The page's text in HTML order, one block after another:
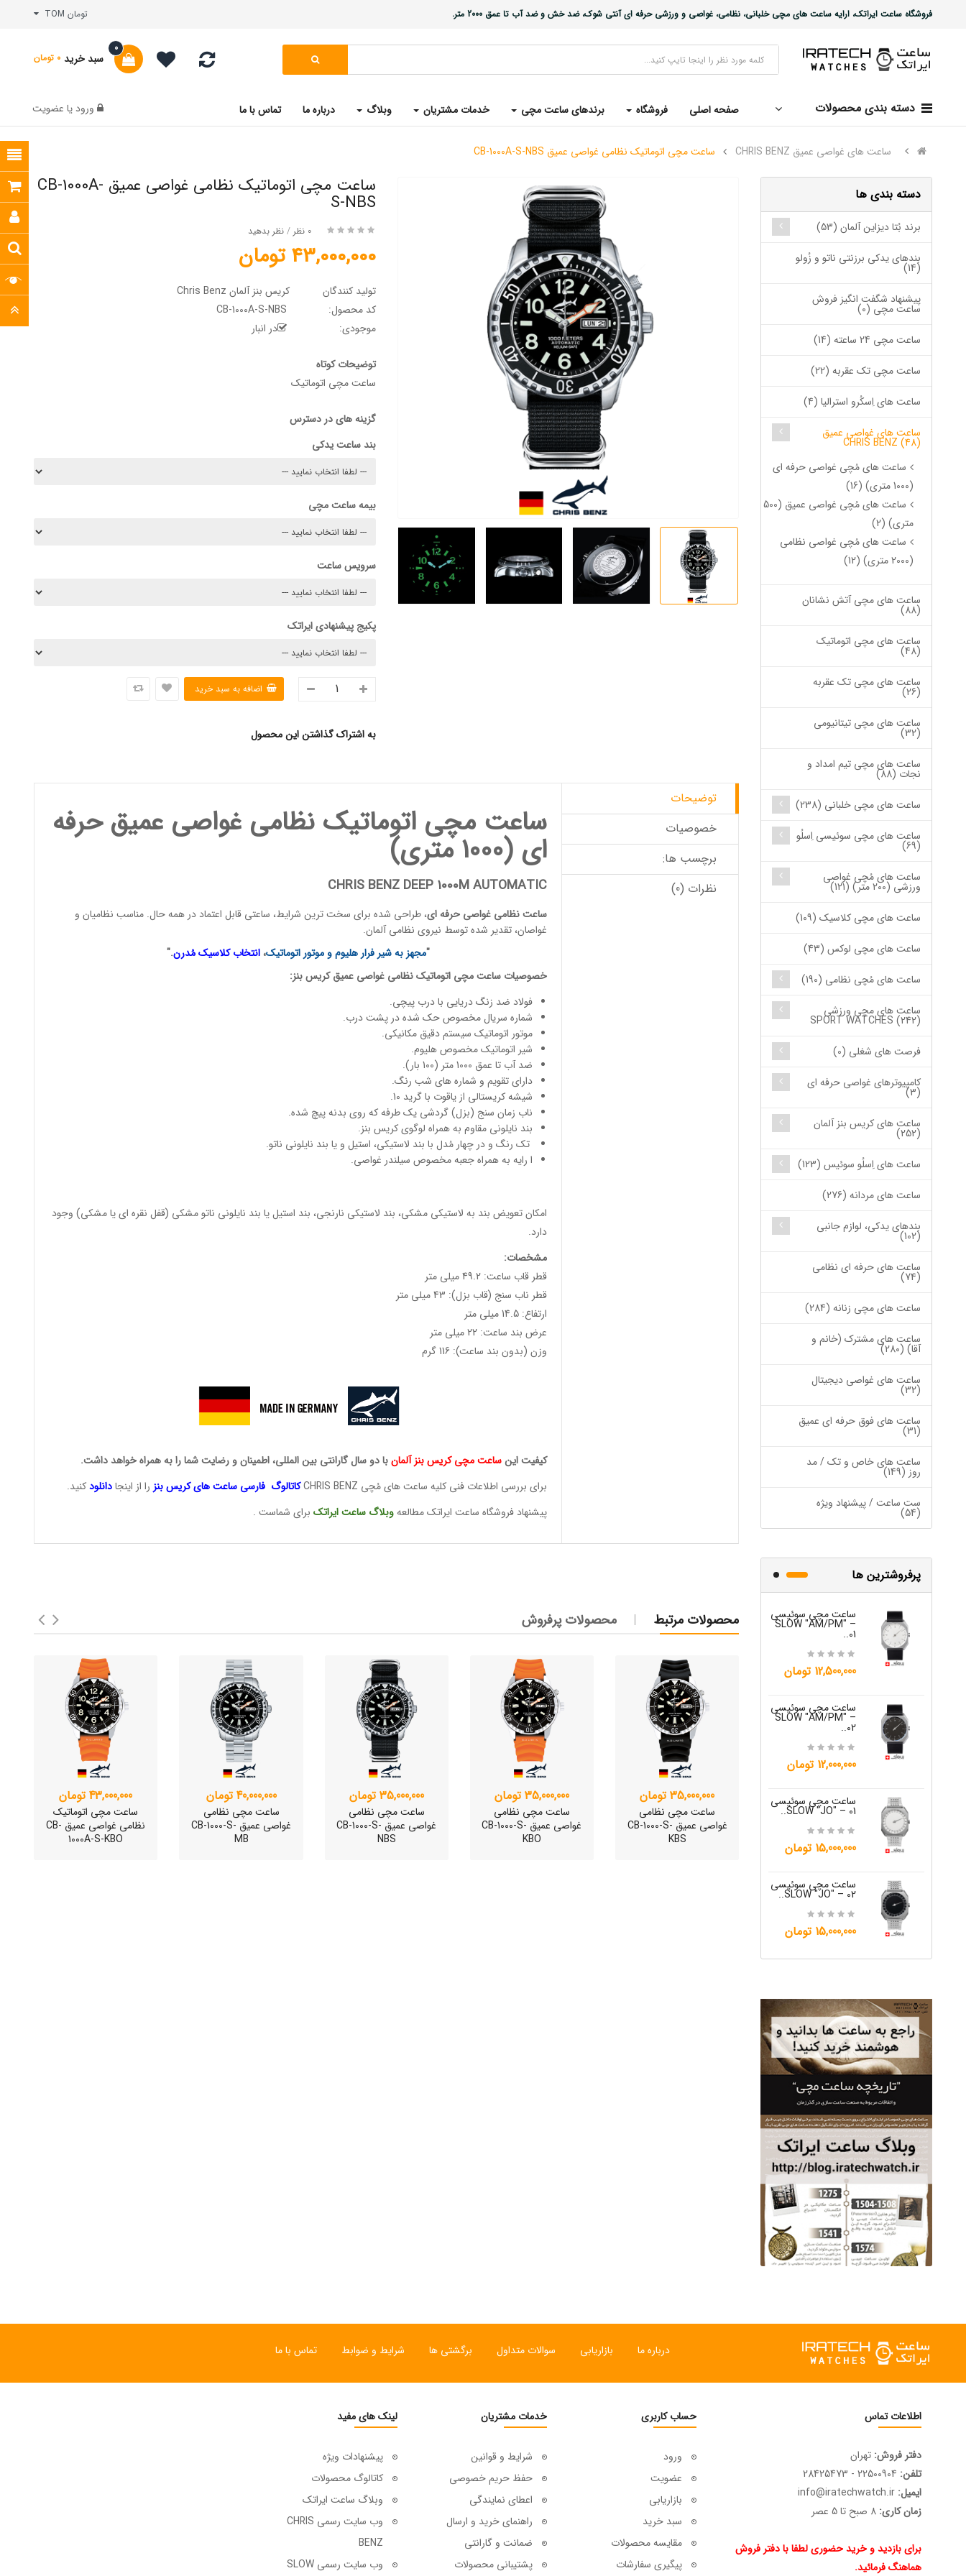
فروشگاه ساعت ایراتک، ارایه ساعت های مچی خلبانی، نظامی، غواصی و ورزشی حرفه ای آنتی شوک، ضد خش و ضد آب تا عمق 2000 متر. تومان TOM
سبد خرید
0
0 تومان
دسته بندی محصولات صفحه اصلی فروشگاه برندهای ساعت مچی خدمات مشتریان وبلاگ درباره ما تماس با ما ورود یا عضویت
ساعت های غواصی عمیق CHRIS BENZ ساعت مچی اتوماتیک نظامی غواصی عمیق CB-1000A-S-NBS
دسته بندی ها
برند بُتا دیزاین آلمان (53)
بندهای یدکی برزنتی ناتو و زُولو
(14)
پیشنهاد شگفت انگیز فروش
ساعت مچی (0)
ساعت مچی 24 ساعته (14)
ساعت مچی تک عقربه (22)
ساعت های اِسکُرو استرالیا (4)
ساعت های غواصی عمیق
CHRIS BENZ (48)
ساعت های مُچی غواصی حرفه ای
(1000 متری) (16)
ساعت های مُچی غواصی عمیق (500
متری) (2)
ساعت های مُچی غواصی نظامی
(2000 متری) (12)
ساعت های مچی آتش نشانان
(88)
ساعت های مچی اتوماتیک
(48)
ساعت های مچی تک عقربه
(26)
ساعت های مچی تیتانیومی
(32)
ساعت های مچی تیم امداد و
نجات (88)
ساعت های مچی خلبانی (238)
ساعت های مچی سوئیسی اِسلُو
(69)
ساعت های مُچی غواصی
ورزشی (200 متر) (121)
ساعت های مچی کلاسیک (109)
ساعت های مچی لوکس (43)
ساعت های مُچی نظامی (190)
ساعت های مچی ورزشی
SPORT WATCHES (242)
فرصت های شغلی (0)
کامپیوترهای غواصی حرفه ای
(3)
ساعت های کریس بنز آلمان
(252)
ساعت های اِسلُو سوئیس (123)
ساعت های مردانه (276)
بندهای یدکی، لوازم جانبی
(102)
ساعت های حرفه ای نظامی
(74)
ساعت های مچی زنانه (284)
ساعت های مشترک (خانم و
آقا) (280)
ساعت های غواصی دیجیتال
(32)
ساعت های فوق حرفه ای عمیق
(31)
ساعت های خاص و تک / مد
روز (149)
ست ساعت / پیشنهاد ویژه
(54)
پرفروشترین ها
ساعت مچی سوئیسی
SLOW "AM/PM" –
01..
12,500,000 تومان
ساعت مچی سوئیسی
SLOW "AM/PM" –
02..
12,000,000 تومان
ساعت مچی سوئیسی
SLOW "JO" – 01..
15,000,000 تومان
ساعت مچی سوئیسی
SLOW "JO" – 02..
15,000,000 تومان
ساعت مچی سوئیسی
SLOW "JO" – 03..
15,000,000 تومان
ساعت مچی سوئیسی
SLOW "JO" – 04..
15,000,000 تومان
ساعت مچی سوئیسی
SLOW "JO" – 05..
12,000,000 تومان
ساعت مچی اتوماتیک نظامی غواصی عمیق CB-1000A-
S-NBS
0 نظر /نظر بدهید
43,000,000 تومان
تولید کنندگان
کریس بنز آلمان Chris Benz
کد محصول:
موجودی:
در انبار
توضیحات کوتاه
ساعت مچی اتوماتیک
گزینه های در دسترس
بند ساعت یدکی
بیمه ساعت مچی
سرویس ساعت
پکیج پیشنهادی ایراتک
به اشتراک گذاشتن این محصول
توضیحات
خصوصیات
برچسب ها:
نظرات (0)
ساعت مچی اتوماتیک نظامی غواصی عمیق حرفه
ای (1000 متری)
CHRIS BENZ DEEP 1000M AUTOMATIC
ساعت نظامی غواصی حرفه ای، طراحی شده برای سخت ترین شرایط، ساعتی قابل اعتماد در همه حال. مناسب نظامیان و
غواصان، تقدیر شده توسط نیروی نظامی آلمان.
"مجهز به شیر فرار هلیوم و موتور اتوماتیک،انتخاب کلاسیک مُدرن."
خصوصیات ساعت مچی اتوماتیک نظامی غواصی عمیقکریس بنز:
فولاد ضد زنگ دریایی با درب پیچی.
شماره سریال مخصوص حک شده در پشت درب.
موتور اتوماتیک سیستم دقیق مکانیکی.
شیر اتوماتیک مخصوص هلیوم.
ضد آب تا عمق 1000 متر (100 بار).
دارای تقویم و شماره های شب رنگ.
شیشه کریستالی از یاقوت با گرید 10.
ناب زمان سنج (بزل) گردشی یک طرفه که روی بدنه پیچ شده.
بند نایلونی مقاوم به همراه لوگوی کریس بنز.
تک رنگ و در چهار مُدل با بند لاستیکی، استیل و یا بند نایلونی ناتو.
ا رایه به همراه جعبه مخصوص سیلندر غواصی.
امکان تعویض بند به لاستیکی مشکی، بند لاستیکی نارنجی، بند استیل یا بند نایلونی ناتو مشکی (قفل نقره ای یا مشکی) وجود
دارد.
مشخصات:
قطر قاب ساعت: 49.2 میلی متر
قطر ناب سنج (قاب بزل): 43 میلی متر
ارتفاع: 14.5 میلی متر
عرض بند ساعت: 22 میلی متر
وزن (بدون بند ساعت): 116 گرم
کیفیت این ساعت مچی کریس بنز آلمانبا دو سال گارانتی بین المللی، اطمینان و رضایت شما را به همراه خواهد داشت.
برای بررسی اطلاعات فنی کلیه ساعت های مُچی CHRIS BENZ
کاتالوگ فارسی ساعت هایکریس بنز را از اینجا دانلودکنید.
پیشنهاد فروشگاه ساعت ایراتک مطالعه وبلاگ ساعت ایراتکبرای شماست .
محصولات مرتبط محصولات پرفروش
35,000,000 تومان
ساعت مچی نظامی
غواصی عمیق CB-1000-S-
KBS
35,000,000 تومان
ساعت مچی نظامی
غواصی عمیق CB-1000-S-
KBO
35,000,000 تومان
ساعت مچی نظامی
غواصی عمیق CB-1000-S-
NBS
40,000,000 تومان
ساعت مچی نظامی
غواصی عمیق CB-1000-S-
MB
43,000,000 تومان
ساعت مچی اتوماتیک
نظامی غواصی عمیق CB-
1000A-S-KBO
درباره ما بازاریابی سوالات متداول برگشتی ها شرایط و ضوابط تماس با ما
اطلاعات تماس
دفتر فروش: تهران
تلفن: 22500904 - 28425473
ایمیل: info@iratechwatch.ir
زمان کاری:8 صبح تا 5 عصر
برای بازدید و خرید حضوری لطفا با دفتر فروش
هماهنگ فرمائید.
حساب کاربری
ورود
عضویت
بازاریابی
سبد خرید
مقایسه محصولات
پیگیری سفارشات
خدمات مشتریان
شرایط و قوانین
حفظ حریم خصوصی
اعطای نمایندگی
راهنمای خرید و ارسال
ضمانت و گارانتی
پشتیبانی محصولات
لینک های مفید
پیشنهادات ویژه
کاتالوگ محصولات
وبلاگ ساعت ایراتک
وب سایت رسمی CHRIS
BENZ
وب سایت رسمی SLOW